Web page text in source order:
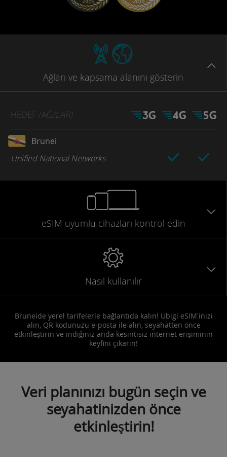
Ağları ve kapsama alanını gösterin
HEDEF /AĞ(LAR)
Brunei
Unified National Networks
eSIM uyumlu cihazları kontrol edin
Nasıl kullanılır
Bruneide yerel tarifelerle bağlantıda kalın! Ubigi eSIM'inizi
alın, QR kodunuzu e-posta ile alın, seyahatten önce
etkinleştirin ve indiğiniz anda kesintisiz internet erişiminin
keyfini çıkarın!
Veri planınızı bugün seçin ve
seyahatinizden önce
etkinleştirin!